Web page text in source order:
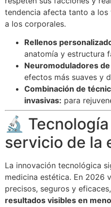
tendencia afecta tanto a
a los corporales.
Rellenos
anatomía y estructura
Neuromoduladores
efectos más suaves y
Combinación de
invasivas: para
🔬
servicio de la
La innovación tecnológica
medicina estética. En 2026
precisos, seguros y
resultados visibles en